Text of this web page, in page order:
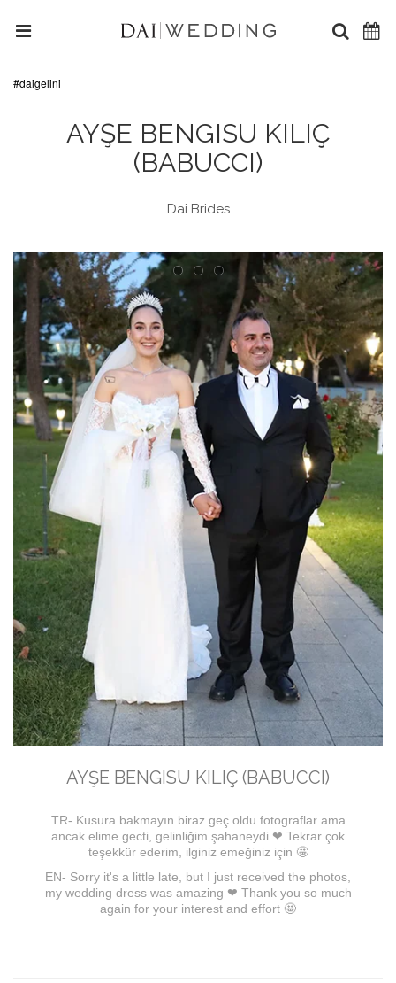
#daigelini
AYŞE BENGISU KILIÇ
(BABUCCI)
Dai Brides
AYŞE BENGISU KILIÇ (BABUCCI)
TR- Kusura bakmayın biraz geç oldu fotograflar ama
ancak elime gecti, gelinliğim şahaneydi ❤ Tekrar çok
teşekkür ederim, ilginiz emeğiniz için 🤩
EN- Sorry it's a little late, but I just received the photos,
my wedding dress was amazing ❤ Thank you so much
again for your interest and effort 🤩